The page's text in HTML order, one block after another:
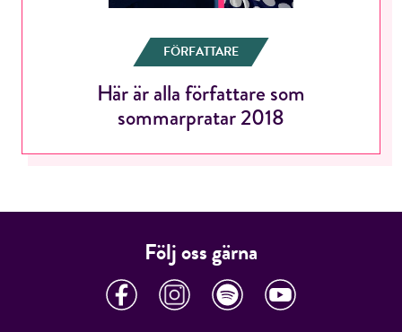
RÖSTA
Jag accepterar villkoren.
FÖRFATTARE
Här är alla författare som
sommarpratar 2018
Följ oss gärna